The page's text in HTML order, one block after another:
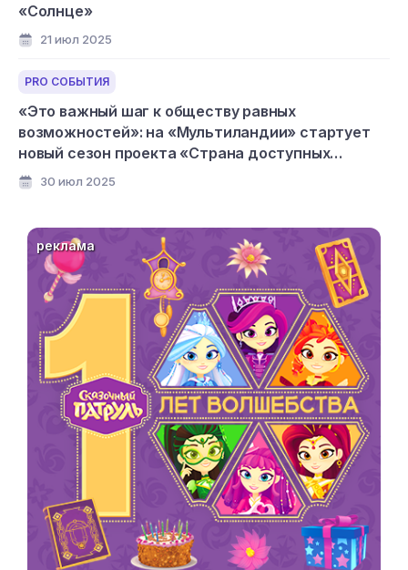
«Солнце»
21 июл 2025
PRO СОБЫТИЯ
«Это важный шаг к обществу равных
возможностей»: на «Мультиландии» стартует
новый сезон проекта «Страна доступных
мультфильмов»
30 июл 2025
реклама